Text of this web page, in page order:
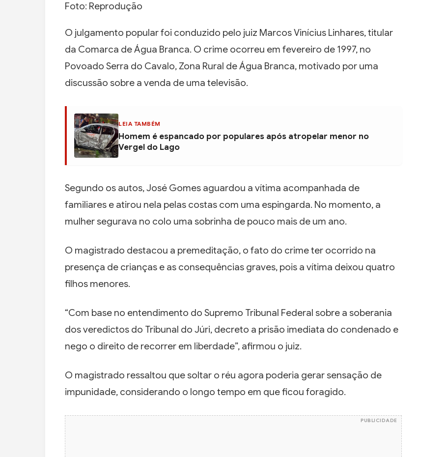
Foto: Reprodução
O julgamento popular foi conduzido pelo juiz Marcos Vinícius Linhares, titular
da Comarca de Água Branca. O crime ocorreu em fevereiro de 1997, no
Povoado Serra do Cavalo, Zona Rural de Água Branca, motivado por uma
discussão sobre a venda de uma televisão.
LEIA TAMBÉM
Homem é espancado por populares após atropelar menor no
Vergel do Lago
Segundo os autos, José Gomes aguardou a vítima acompanhada de
familiares e atirou nela pelas costas com uma espingarda. No momento, a
mulher segurava no colo uma sobrinha de pouco mais de um ano.
O magistrado destacou a premeditação, o fato do crime ter ocorrido na
presença de crianças e as consequências graves, pois a vítima deixou quatro
filhos menores.
“Com base no entendimento do Supremo Tribunal Federal sobre a soberania
dos veredictos do Tribunal do Júri, decreto a prisão imediata do condenado e
nego o direito de recorrer em liberdade”, afirmou o juiz.
O magistrado ressaltou que soltar o réu agora poderia gerar sensação de
impunidade, considerando o longo tempo em que ficou foragido.
PUBLICIDADE